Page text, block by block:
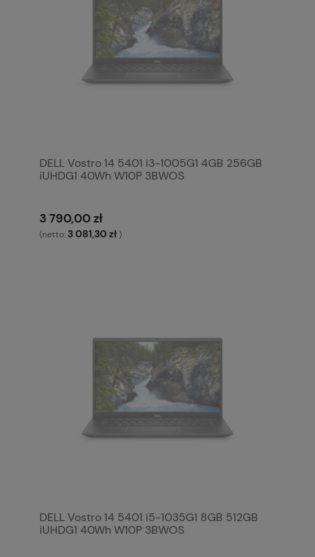
DELL Vostro 14 5401 i3-1005G1 4GB 256GB
iUHDG1 40Wh W10P 3BWOS
3 790,00 zł
(netto:3 081,30 zł )
DELL Vostro 14 5401 i5-1035G1 8GB 512GB
iUHDG1 40Wh W10P 3BWOS